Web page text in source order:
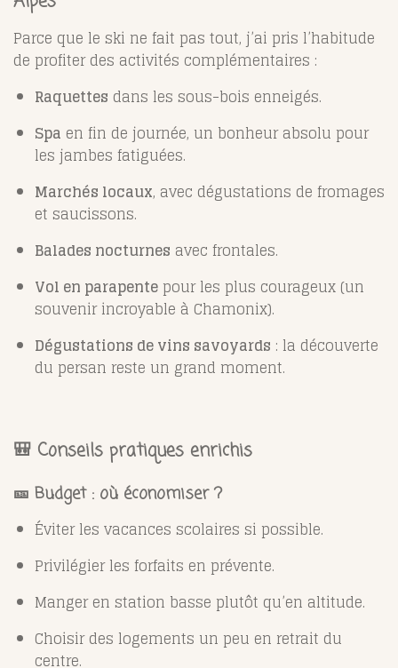
Parce que le ski ne fait pas tout, j’ai pris l’habitude
de profiter des activités complémentaires :
Raquettes dans les sous-bois enneigés.
Spa en fin de journée, un bonheur absolu pour
les jambes fatiguées.
Marchés locaux, avec dégustations de fromages
et saucissons.
Balades nocturnes avec frontales.
Vol en parapente pour les plus courageux (un
souvenir incroyable à Chamonix).
Dégustations de vins savoyards : la découverte
du persan reste un grand moment.
🎒 Conseils pratiques enrichis
🎫 Budget : où économiser ?
Éviter les vacances scolaires si possible.
Privilégier les forfaits en prévente.
Manger en station basse plutôt qu’en altitude.
Choisir des logements un peu en retrait du
centre.